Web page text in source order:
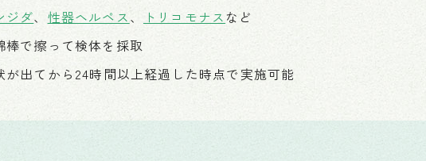
ジダ、 性器ヘルペス、 トリコモナスなど
棒で擦って検体を採取
が出てから24時間以上経過した時点で実施可能